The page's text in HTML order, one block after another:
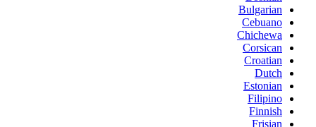
Bulgarian
Cebuano
Chichewa
Corsican
Croatian
Dutch
Estonian
Filipino
Finnish
Frisian